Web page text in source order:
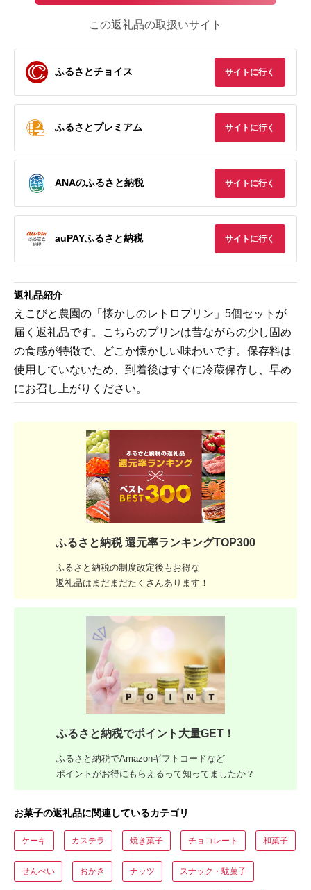
この返礼品の取扱いサイト
ふるさとチョイス サイトに行く
ふるさとプレミアム サイトに行く
ANAのふるさと納税 サイトに行く
auPAYふるさと納税 サイトに行く
返礼品紹介
えこびと農園の「懐かしのレトロプリン」5個セットが
届く返礼品です。こちらのプリンは昔ながらの少し固め
の食感が特徴で、どこか懐かしい味わいです。保存料は
使用していないため、到着後はすぐに冷蔵保存し、早め
にお召し上がりください。
ふるさと納税 還元率ランキングTOP300
ふるさと納税の制度改定後もお得な
返礼品はまだまだたくさんあります！
ふるさと納税でポイント大量GET！
ふるさと納税でAmazonギフトコードなど
ポイントがお得にもらえるって知ってましたか？
お菓子の返礼品に関連しているカテゴリ
ケーキ カステラ 焼き菓子 チョコレート 和菓子
せんべい おかき ナッツ スナック・駄菓子